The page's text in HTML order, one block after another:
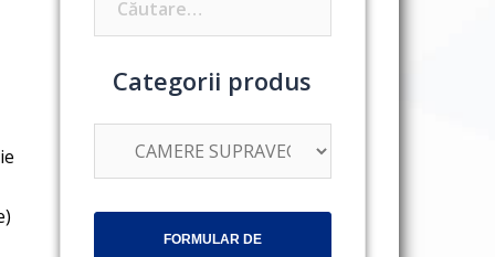
Categorii produs
FORMULAR DE